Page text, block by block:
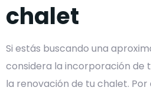
chalet
Si estás buscando una
considera la incorporación de
la renovación de tu chalet. Por